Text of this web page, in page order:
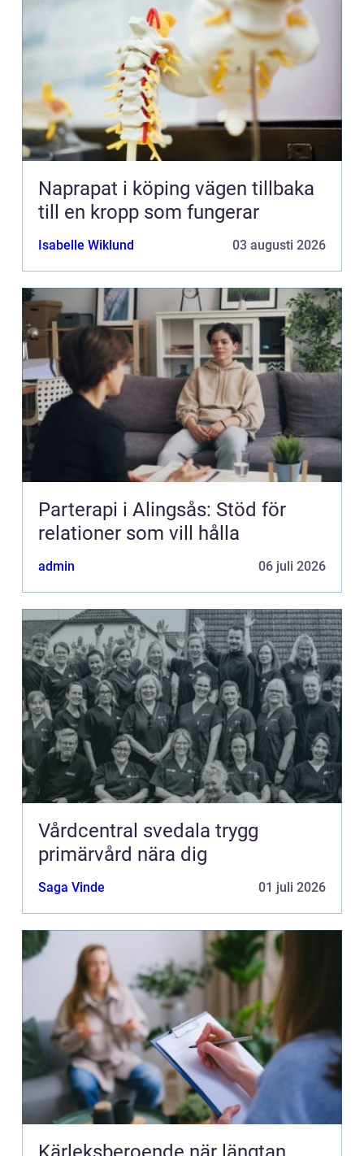
Naprapat i köping vägen tillbaka
till en kropp som fungerar
Isabelle Wiklund 03 augusti 2026
Parterapi i Alingsås: Stöd för
relationer som vill hålla
admin 06 juli 2026
Vårdcentral svedala trygg
primärvård nära dig
Saga Vinde 01 juli 2026